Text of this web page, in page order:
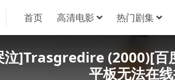
首页 高清电影 热门剧集
泣]Trasgredire (2000)[百
平板无法在